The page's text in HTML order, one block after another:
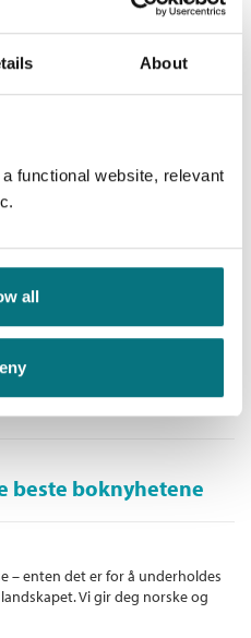
About
functional website, relevant
all
hos Babblarna
/
medlem
Babblarna
/
medlem
beste boknyhetene
– enten det er for å underholdes
Vi gir deg norske og